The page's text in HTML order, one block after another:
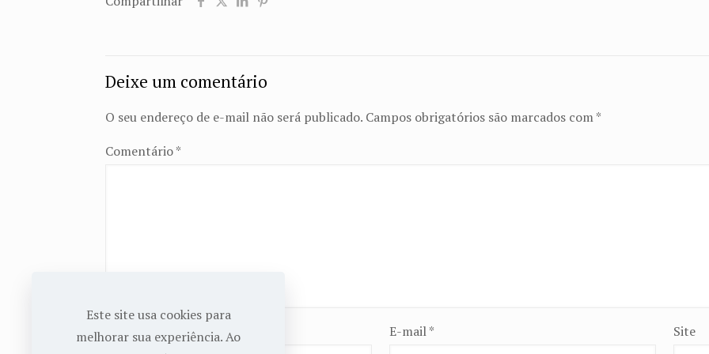
Deixe um comentário
O seu endereço de e-mail não será publicado. Campos obrigatórios são marcados com*
Comentário*
Nome* E-mail* Site
Este site usa cookies para
melhorar sua experiência. Ao